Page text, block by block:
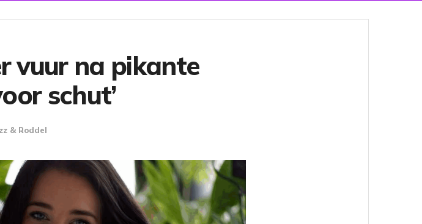
vuur na pikante
schut’
& Roddel